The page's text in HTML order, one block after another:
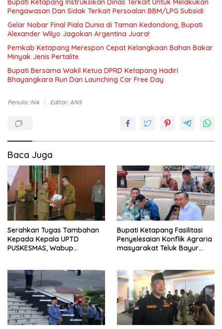
Bupati Ketapang Instruksikan Dinas Terkait Untuk Melakukan
Pengawasan Dan Sidak Terkait Persoalan BBM/LPG Subsidi
Gelar Nobar Final Piala Dunia di Taman Kedondong, Bupati
Alexander Wilyo Jagokan Argentina Juara!
Pemkab Ketapang Merespon Cepat Kelangkaan Bahan Bakar
Minyak Jenis Pertalite
Bupati Bersama Wakil Ketua DPRD Ketapang Hadiri
Bhayangkara Run Dan Launching Car Free Day
Penulis: Nik Editor: ANS
Baca Juga
Serahkan Tugas Tambahan
Kepada Kepala UPTD
PUSKESMAS, Wabup
Baik
Bupati Ketapang Fasilitasi
Penyelesaian Konflik Agraria
masyarakat Teluk Bayur